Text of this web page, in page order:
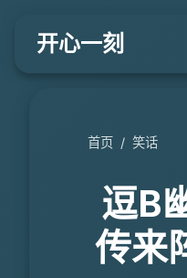
开心一刻
首页 / 笑话
逗B
传来